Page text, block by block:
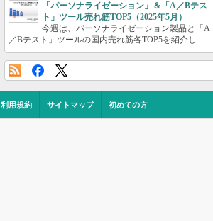
「パーソナライゼーション」＆「A／Bテス
ト」ツール売れ筋TOP5（2025年5月）
今週は、パーソナライゼーション製品と「A
／Bテスト」ツールの国内売れ筋各TOP5を紹介し...
利用規約 サイトマップ 初めての方